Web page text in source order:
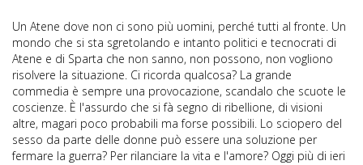
Un Atene dove non ci sono più uomini, perché tutti al fronte. Un
mondo che si sta sgretolando e intanto politici e tecnocrati di
Atene e di Sparta che non sanno, non possono, non vogliono
risolvere la situazione. Ci ricorda qualcosa? La grande
commedia è sempre una provocazione, scandalo che scuote le
coscienze. È l'assurdo che si fà segno di ribellione, di visioni
altre, magari poco probabili ma forse possibili. Lo sciopero del
sesso da parte delle donne può essere una soluzione per
fermare la guerra? Per rilanciare la vita e l'amore? Oggi più di ieri